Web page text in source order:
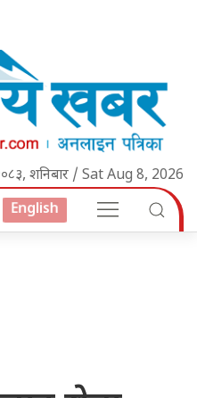
२०८३, शनिबार / Sat Aug 8, 2026
English